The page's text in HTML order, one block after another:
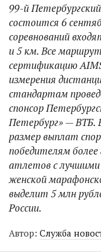
99-й
состоится 6
соревнований
и 5 км. Все
сертификацию
измерения
стандартам
спонсор
Петербург» — ВТБ.
размер выплат
победителям
атлетов с
женской
выделит 5 млн
России.
Автор: Служба